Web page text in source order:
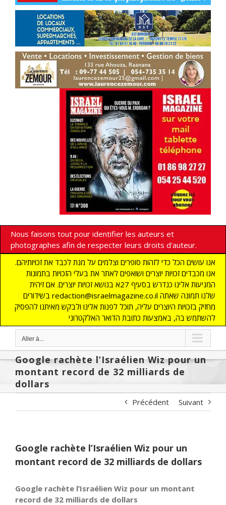
Nous faisons tout pour identifier les auteurs et
photographes afin de respecter leurs droits d'auteur.
אנו עושים הכל כדי לזהות סופרים וצלמים על מנת לכבד את זכויותיהם.
אנו מכבדים זכויות יוצרים ושואפים לאתר את בעלי הזכויות בתמונות
המגיעות אלינו כנדרש בסעיף 27א בנושא זכויות יוצרים. אם זיהית
בשידורים redaction@israelmagazine.co.il שלנו תמונה שאתה
מחזיק בזכויות היוצרים עליה, תוכל לפנות אלינו ולבקש מאיתנו להפסיק
להשתמש בה, באמצעות כתובת הדואר האלקטרוני
Aller à...
Google rachète l’Israélien Wiz pour un
montant record de 32 milliards de
dollars
Précédent Suivant
Google rachète l’Israélien Wiz pour un
montant record de 32 milliards de dollars
Google rachète l’Israélien Wiz pour un montant
record de 32 milliards de dollars